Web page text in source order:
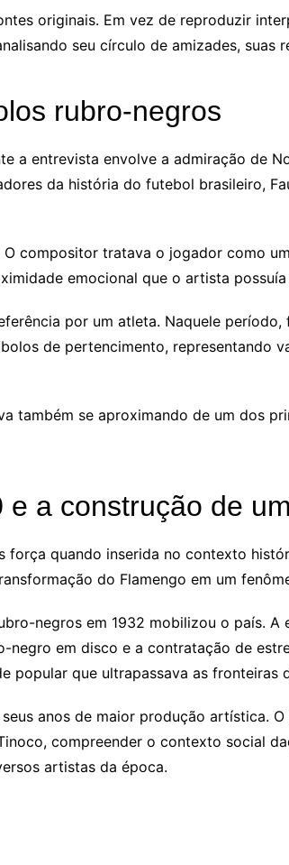
originais. Em vez de reproduzir
seu círculo de amizades, suas
rubro-negros
a entrevista envolve a admiração de
da história do futebol brasileiro,
compositor tratava o jogador como
emocional que o artista
por um atleta. Naquele
de pertencimento, representando
também se aproximando de um dos
a construção de
força quando inserida no contexto
do Flamengo em um
negros em 1932 mobilizou o país.
em disco e a contratação de
popular que ultrapassava as fronteiras
anos de maior produção artística.
compreender o contexto social
artistas da época.